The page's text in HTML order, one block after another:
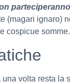
(magari ignaro)
cospicue somme.
volta resta la